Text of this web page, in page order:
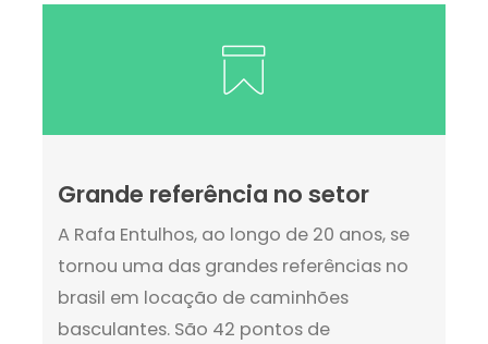
Grande referência no setor
A Rafa Entulhos, ao longo de 20 anos, se
tornou uma das grandes referências no
brasil em locação de caminhões
basculantes. São 42 pontos de